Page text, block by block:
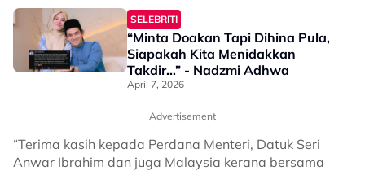
Yang Telah Pun Dijelaskan Pihak
Berautoriti”
SELEBRITI
“Minta Doakan Tapi Dihina Pula,
Siapakah Kita Menidakkan
Takdir…” - Nadzmi Adhwa
April 7, 2026
Advertisement
“Terima kasih kepada Perdana Menteri, Datuk Seri
Anwar Ibrahim dan juga Malaysia kerana bersama